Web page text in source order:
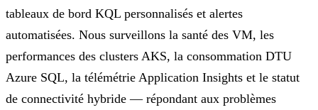
tableaux de bord KQL personnalisés et alertes
automatisées. Nous surveillons la santé des VM, les
performances des clusters AKS, la consommation DTU
Azure SQL, la télémétrie Application Insights et le statut
de connectivité hybride — répondant aux problèmes